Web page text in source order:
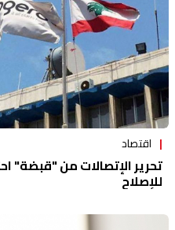
اقتصاد
تحرير الإتصالات من "قبضة"
للإصلاح